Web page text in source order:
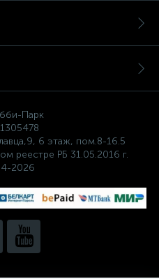
Парк
6 этаж, пом.8-16.5
реестре РБ 31.05.2016 г.
2026